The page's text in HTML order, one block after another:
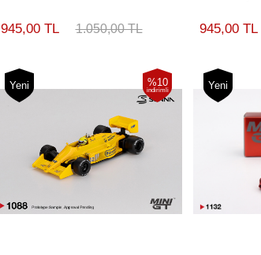
1.050,00 TL
945,00 TL 945,00 TL
%10
indirimli
Yeni Yeni